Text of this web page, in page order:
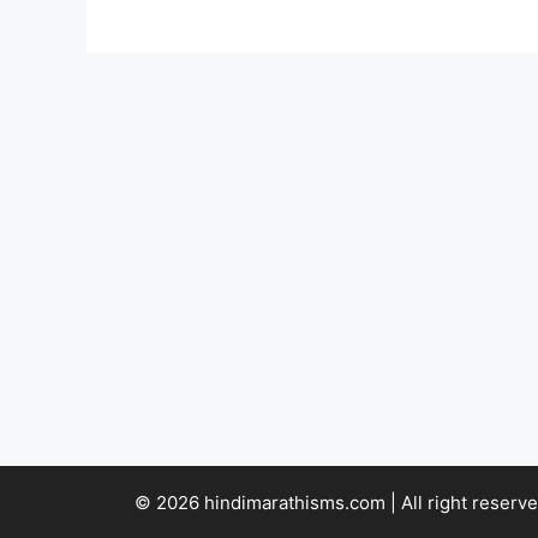
© 2026 hindimarathisms.com | All right